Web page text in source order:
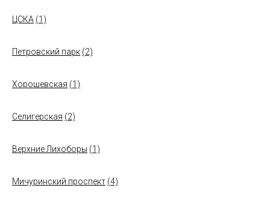
ЦСКА (1)
Петровский парк (2)
Хорошевская (1)
Селигерская (2)
Верхние Лихоборы (1)
Мичуринский проспект (4)